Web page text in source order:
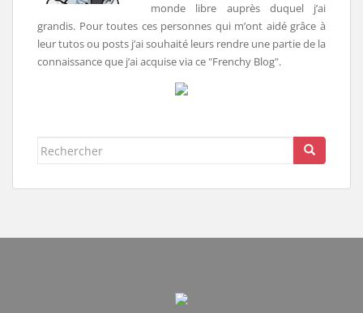
monde libre auprès duquel j’ai
grandis. Pour toutes ces personnes qui m’ont aidé grâce à
leur tutos ou posts j’ai souhaité leurs rendre une partie de la
connaissance que j’ai acquise via ce "Frenchy Blog".
Rechercher...